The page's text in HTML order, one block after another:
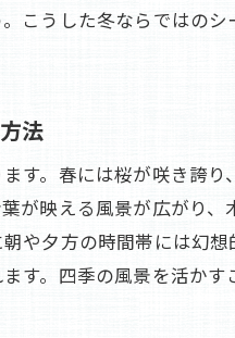
四季の変化を捉
旅館の滞在を写
旅館を舞台に四季折
旅館を舞台にし
四季折々の絶景
こうした冬ならではの
法
す。春には桜が咲き誇
が映える風景が広がり
や夕方の時間帯には幻
す。四季の風景を活か